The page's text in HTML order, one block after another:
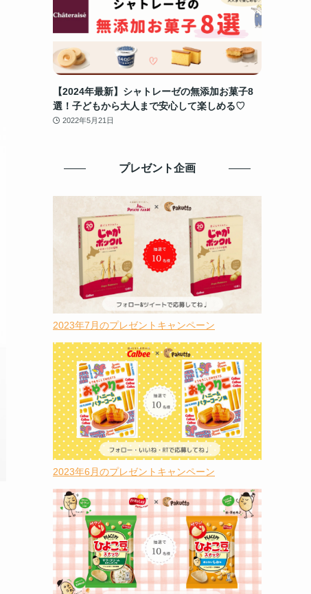
【2024年最新】シャトレーゼの無添加お菓子8
選！子どもから大人まで安心して楽しめる♡
2022年5月21日
プレゼント企画
2023年7月のプレゼントキャンペーン
2023年6月のプレゼントキャンペーン